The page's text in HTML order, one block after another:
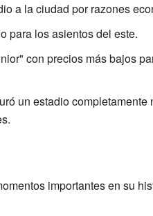
a la ciudad por razones
para los asientos del este.
con precios más bajos
un estadio
importantes en su